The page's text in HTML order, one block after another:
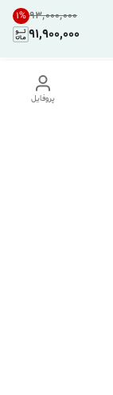
۹۳٬۰۰۰٬۰۰۰ 1%
91,900,000
پروفایل